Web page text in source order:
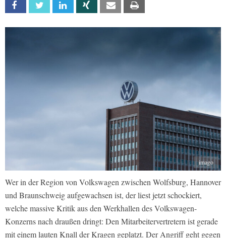
Facebook Twitter Linkedin Xing Email
imago
Wer in der Region von Volkswagen zwischen Wolfsburg, Hannover
und Braunschweig aufgewachsen ist, der liest jetzt schockiert,
welche massive Kritik aus den Werkhallen des Volkswagen-
Konzerns nach draußen dringt: Den Mitarbeitervertretern ist gerade
mit einem lauten Knall der Kragen geplatzt. Der Angriff geht gegen